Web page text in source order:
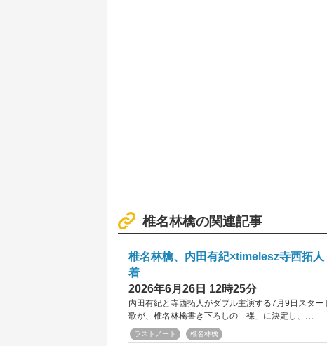
椎名林檎の関連記事
椎名林檎、内田有紀×timelesz寺西拓
着
2026年6月26日 12時25分
内田有紀と寺西拓人がダブル主演する7月9日スタ
歌が、椎名林檎書き下ろしの「裸」に決定し、…
ラストノート 椎名林檎